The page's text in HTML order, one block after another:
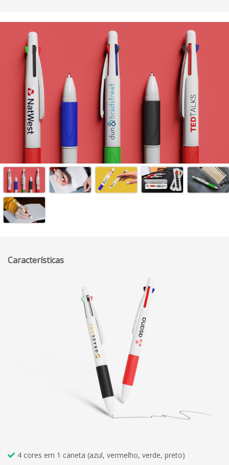
Características
4 cores em 1 caneta (azul, vermelho, verde, preto)